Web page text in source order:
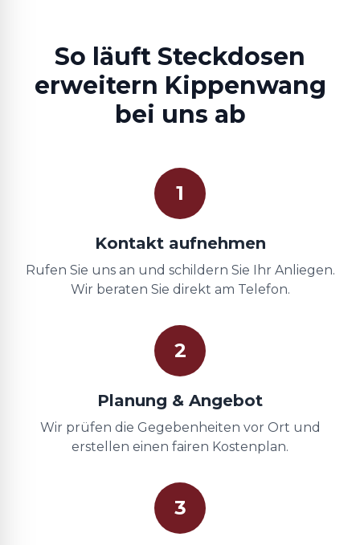
So läuft Steckdosen
erweitern Kippenwang
bei uns ab
1
Kontakt aufnehmen
Rufen Sie uns an und schildern Sie Ihr Anliegen.
Wir beraten Sie direkt am Telefon.
2
Planung & Angebot
Wir prüfen die Gegebenheiten vor Ort und
erstellen einen fairen Kostenplan.
3